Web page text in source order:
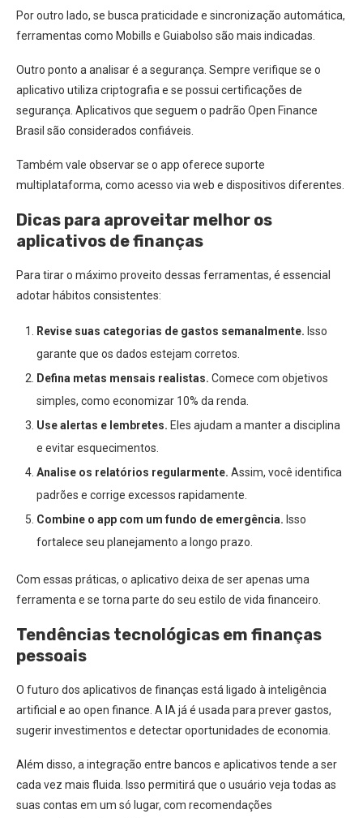
Por outro lado, se busca praticidade e sincronização automática,
ferramentas como Mobills e Guiabolso são mais indicadas.
Outro ponto a analisar é a segurança. Sempre verifique se o
aplicativo utiliza criptografia e se possui certificações de
segurança. Aplicativos que seguem o padrão Open Finance
Brasil são considerados confiáveis.
Também vale observar se o app oferece suporte
multiplataforma, como acesso via web e dispositivos diferentes.
Dicas para aproveitar melhor os
aplicativos de finanças
Para tirar o máximo proveito dessas ferramentas, é essencial
adotar hábitos consistentes:
Revise suas categorias de gastos semanalmente. Isso
garante que os dados estejam corretos.
Defina metas mensais realistas. Comece com objetivos
simples, como economizar 10% da renda.
Use alertas e lembretes. Eles ajudam a manter a disciplina
e evitar esquecimentos.
Analise os relatórios regularmente. Assim, você identifica
padrões e corrige excessos rapidamente.
Combine o app com um fundo de emergência. Isso
fortalece seu planejamento a longo prazo.
Com essas práticas, o aplicativo deixa de ser apenas uma
ferramenta e se torna parte do seu estilo de vida financeiro.
Tendências tecnológicas em finanças
pessoais
O futuro dos aplicativos de finanças está ligado à inteligência
artificial e ao open finance. A IA já é usada para prever gastos,
sugerir investimentos e detectar oportunidades de economia.
Além disso, a integração entre bancos e aplicativos tende a ser
cada vez mais fluida. Isso permitirá que o usuário veja todas as
suas contas em um só lugar, com recomendações